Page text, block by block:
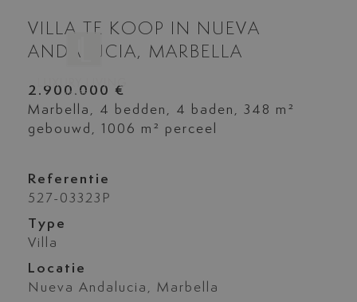
VILLA TE KOOP IN NUEVA
ANDALUCIA, MARBELLA
2.900.000 €
Marbella, 4 bedden, 4 baden, 348 m²
gebouwd, 1006 m² perceel
Referentie
527-03323P
Type
Villa
Locatie
Nueva Andalucia, Marbella